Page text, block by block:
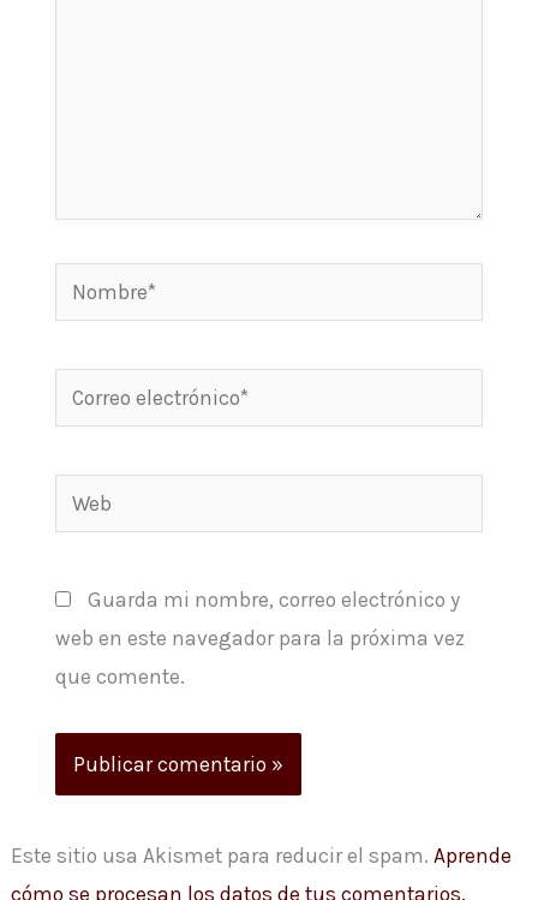
Nombre*
Correo
electrónico*
Web
Guarda mi nombre, correo electrónico y
web en este navegador para la próxima vez
que comente.
Este sitio usa Akismet para reducir el spam.Aprende
cómo se procesan los datos de tus comentarios.